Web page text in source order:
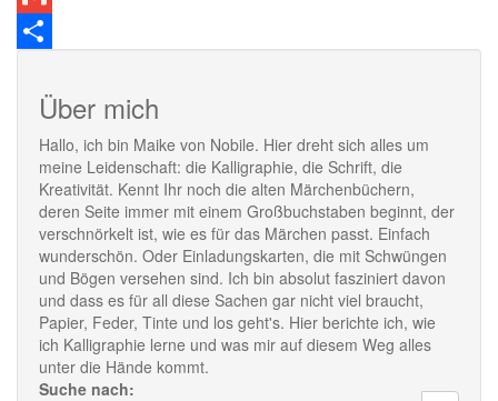
Gmail
Über mich
Hallo, ich bin Maike von Nobile. Hier dreht sich alles um
meine Leidenschaft: die Kalligraphie, die Schrift, die
Kreativität. Kennt Ihr noch die alten Märchenbüchern,
deren Seite immer mit einem Großbuchstaben beginnt, der
verschnörkelt ist, wie es für das Märchen passt. Einfach
wunderschön. Oder Einladungskarten, die mit Schwüngen
und Bögen versehen sind. Ich bin absolut fasziniert davon
und dass es für all diese Sachen gar nicht viel braucht,
Papier, Feder, Tinte und los geht's. Hier berichte ich, wie
ich Kalligraphie lerne und was mir auf diesem Weg alles
unter die Hände kommt.
Suche nach: